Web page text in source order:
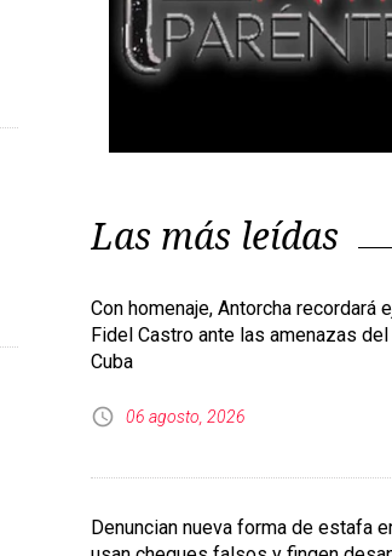
Las más leídas
Con homenaje, Antorcha recordará
Fidel Castro ante las amenazas
Cuba
06 agosto, 2026
Denuncian nueva forma de estafa